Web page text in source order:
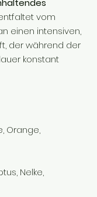
vom
einen intensiven,
der während der
konstant
Orange,
Nelke,